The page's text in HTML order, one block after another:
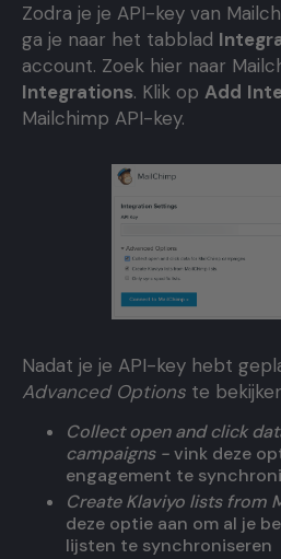
Zodra je je API-key van
ga je naar het tabblad
account. Zoek hier naar
Integrations. Klik op Add
Mailchimp API-key.
Nadat je je API-key hebt
Advanced Options te
Collect open and click
campaigns -vink deze
engagement te
Create Klaviyo lists from
deze optie aan om al je
lijsten te synchroniseren